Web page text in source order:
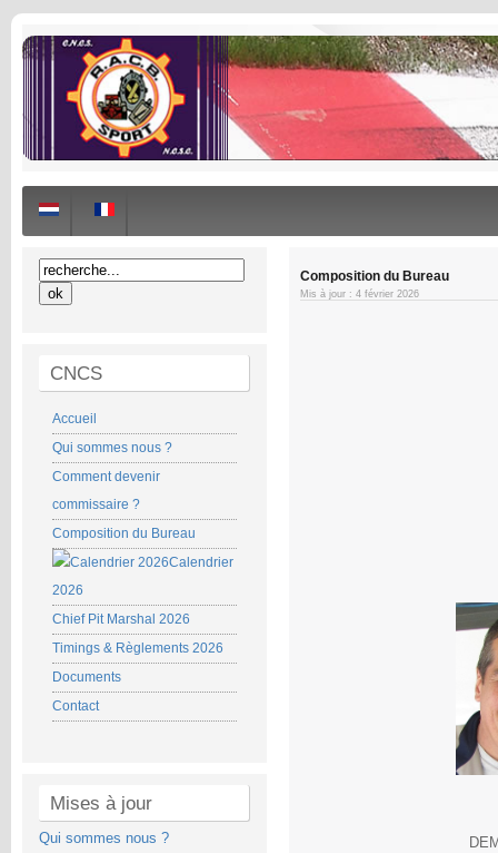
CNCS
Accueil
Qui sommes nous ?
Comment devenir
commissaire ?
Composition du Bureau
Calendrier
2026
Chief Pit Marshal 2026
Timings & Règlements 2026
Documents
Contact
Mises à jour
Qui sommes nous ?
Composition du Bureau
Mis à jour : 4 février 2026